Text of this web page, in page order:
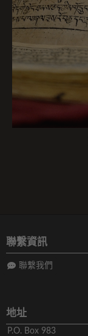
聯繫資訊
聯繫我們
地址
P.O. Box 983